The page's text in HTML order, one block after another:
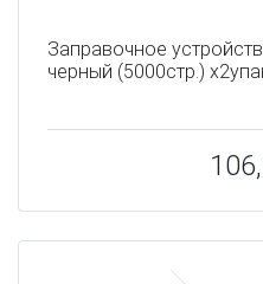
Заправочное
черный (5000стр.)